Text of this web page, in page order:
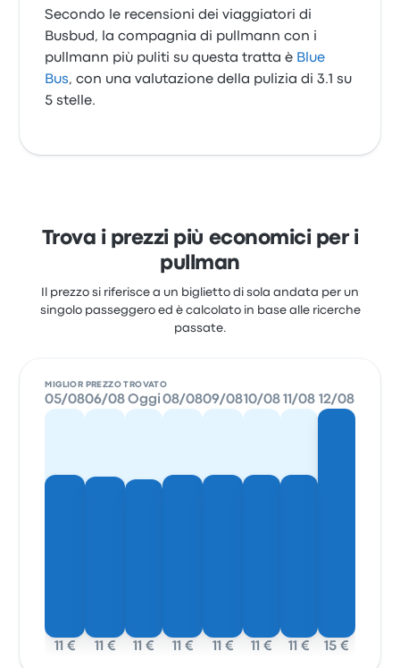
Secondo le recensioni dei viaggiatori di
Busbud, la compagnia di pullmann con i
pullmann più puliti su questa tratta è Blue
Bus, con una valutazione della pulizia di 3.1 su
5 stelle.
Trova i prezzi più economici per i
pullman
Il prezzo si riferisce a un biglietto di sola andata per un
singolo passeggero ed è calcolato in base alle ricerche
passate.
MIGLIOR PREZZO TROVATO
05/08
11 €
06/08
11 €
Oggi
11 €
08/08
11 €
09/08
11 €
10/08
11 €
11/08
11 €
12/08
15 €